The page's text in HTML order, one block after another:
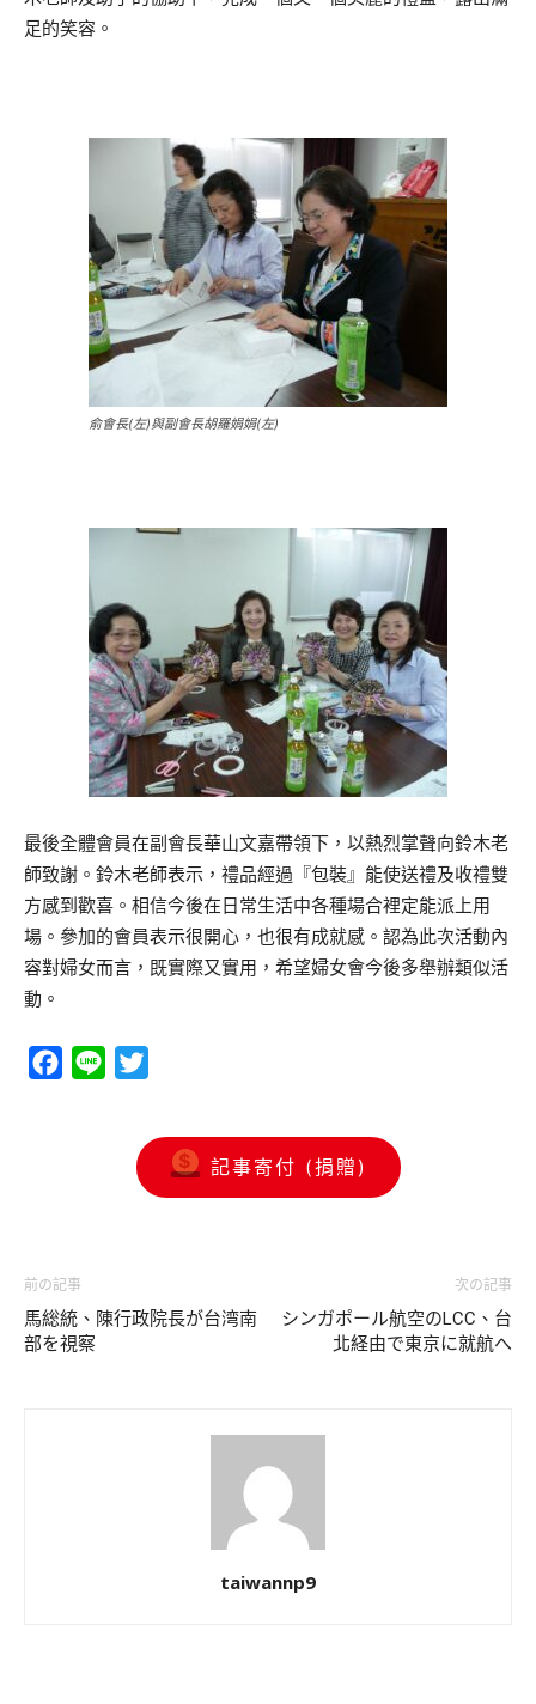
足的笑容。
俞會長(左)與副會長胡羅娟娟(左)
最後全體會員在副會長華山文嘉帶領下，以熱烈掌聲向鈴木老
師致謝。鈴木老師表示，禮品經過『包裝』能使送禮及收禮雙
方感到歡喜。相信今後在日常生活中各種場合裡定能派上用
場。參加的會員表示很開心，也很有成就感。認為此次活動內
容對婦女而言，既實際又實用，希望婦女會今後多舉辦類似活
動。
Facebook
Line
記事寄付 (捐贈)
前の記事
馬総統、陳行政院長が台湾南
部を視察
次の記事
シンガポール航空のLCC、台
北経由で東京に就航へ
taiwannp9